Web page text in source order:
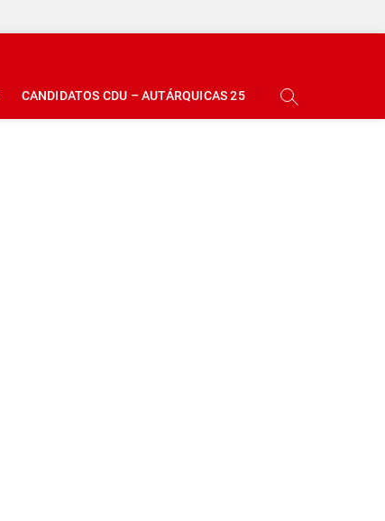
CANDIDATOS CDU – AUTÁRQUICAS 25